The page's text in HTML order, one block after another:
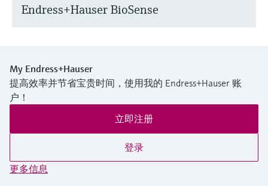
Endress+Hauser BioSense
My Endress+Hauser
提高效率并节省宝贵时间，使用我的 Endress+Hauser 账
户！
立即注册
登录
更多信息